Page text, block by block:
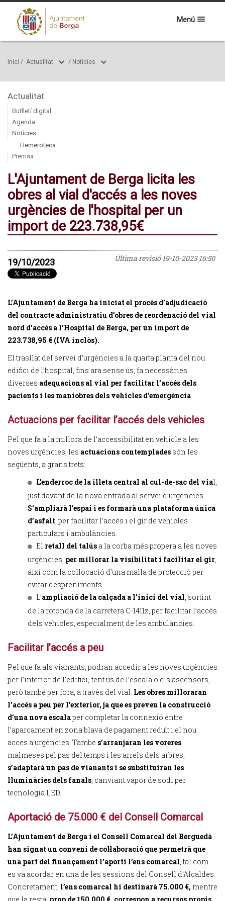
Menú
Inici / Actualitat / Notícies
Actualitat
Butlletí digital
Agenda
Notícies
Hemeroteca
Premsa
L'Ajuntament de Berga licita les
obres al vial d'accés a les noves
urgències de l'hospital per un
import de 223.738,95€
Última revisió19-10-2023 16:50
19/10/2023
L’Ajuntament de Berga ha iniciat el procés d’adjudicació
del contracte administratiu d’obres de reordenació del vial
nord d’accés a l’Hospital de Berga, per un import de
223.738,95 € (IVA inclòs).
El trasllat del servei d’urgències a la quarta planta del nou
edifici de l’hospital, fins ara sense ús, fa necessàries
diverses adequacions al vial per facilitar l’accés dels
pacients i les maniobres dels vehicles d’emergència.
Actuacions per facilitar l’accés dels vehicles
Pel que fa a la millora de l’accessibilitat en vehicle a les
noves urgències, les actuacions contemplades són les
següents, a grans trets:
L’enderroc de la illeta central al cul-de-sac del vial,
just davant de la nova entrada al servei d’urgències.
S’ampliarà l’espai i es formarà una plataforma única
d’asfalt, per facilitar l’accés i el gir de vehicles
particulars i ambulàncies.
El retall del talús a la corba més propera a les noves
urgències, per millorar la visibilitat i facilitar el gir,
així com la col·locació d’una malla de protecció per
evitar despreniments.
L’ampliació de la calçada a l’inici del vial, sortint
de la rotonda de la carretera C-1411z, per facilitar l’accés
dels vehicles, especialment de les ambulàncies.
Facilitar l’accés a peu
Pel que fa als vianants, podran accedir a les noves urgències
per l’interior de l’edifici, fent ús de l’escala o els ascensors,
però també per fora, a través del vial. Les obres milloraran
l’accés a peu per l’exterior, ja que es preveu la construcció
d’una nova escalaper completar la connexió entre
l’aparcament en zona blava de pagament reduït i el nou
accés a urgències. També s’arranjaran les voreres
malmeses pel pas del temps i les arrels dels arbres,
s’adaptarà un pas de vianants i se substituiran les
lluminàries dels fanals, canviant vapor de sodi per
tecnologia LED.
Aportació de 75.000 € del Consell Comarcal
L’Ajuntament de Berga i el Consell Comarcal del Berguedà
han signat un conveni de col·laboració que permetrà que
una part del finançament l’aporti l’ens comarcal, tal com
es va acordar en una de les sessions del Consell d’Alcaldes.
Concretament, l’ens comarcal hi destinarà 75.000 €, mentre